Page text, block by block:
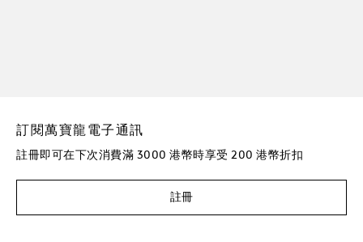
訂閱萬寶龍電子通訊
註冊即可在下次消費滿 3000 港幣時享受 200 港幣折扣
註冊